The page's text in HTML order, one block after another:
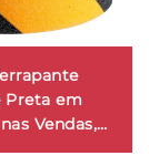
Preta em
Vendas,
para